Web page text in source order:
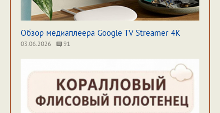
Обзор медиаплеера Google TV Streamer 4K
03.06.2026 91